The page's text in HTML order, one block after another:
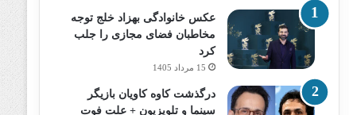
عکس خانوادگی بهزاد خلج توجه
مخاطبان فضای مجازی را جلب
کرد
15 مرداد 1405
درگذشت کاوه کاویان بازیگر
سینما و تلویزیون + علت فوت